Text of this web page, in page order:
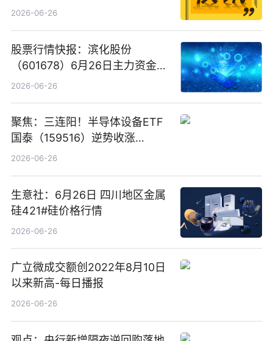
2026-06-26
股票行情快报：滨化股份
（601678）6月26日主力资金净
卖出5964.34万元
2026-06-26
聚焦：三连阳！半导体设备ETF
国泰（159516）逆势收涨
3.5%，近10日累计净流入超65
2026-06-26
生意社：6月26日 四川地区金属
硅421#硅价格行情
2026-06-26
广立微成交额创2022年8月10日
以来新高-每日播报
2026-06-26